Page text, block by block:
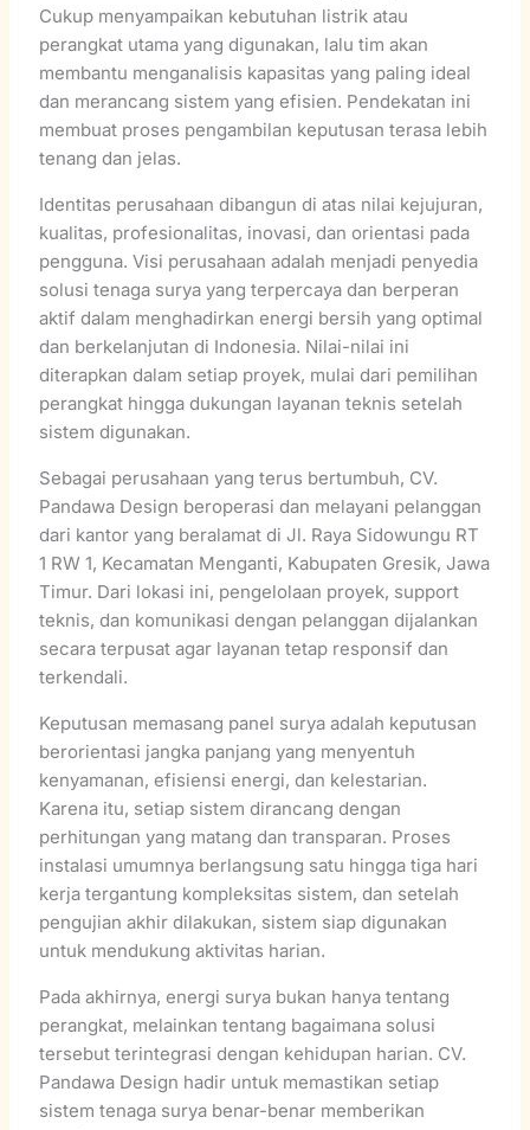
Cukup menyampaikan kebutuhan listrik atau
perangkat utama yang digunakan, lalu tim akan
membantu menganalisis kapasitas yang paling ideal
dan merancang sistem yang efisien. Pendekatan ini
membuat proses pengambilan keputusan terasa lebih
tenang dan jelas.
Identitas perusahaan dibangun di atas nilai kejujuran,
kualitas, profesionalitas, inovasi, dan orientasi pada
pengguna. Visi perusahaan adalah menjadi penyedia
solusi tenaga surya yang terpercaya dan berperan
aktif dalam menghadirkan energi bersih yang optimal
dan berkelanjutan di Indonesia. Nilai-nilai ini
diterapkan dalam setiap proyek, mulai dari pemilihan
perangkat hingga dukungan layanan teknis setelah
sistem digunakan.
Sebagai perusahaan yang terus bertumbuh, CV.
Pandawa Design beroperasi dan melayani pelanggan
dari kantor yang beralamat di Jl. Raya Sidowungu RT
1 RW 1, Kecamatan Menganti, Kabupaten Gresik, Jawa
Timur. Dari lokasi ini, pengelolaan proyek, support
teknis, dan komunikasi dengan pelanggan dijalankan
secara terpusat agar layanan tetap responsif dan
terkendali.
Keputusan memasang panel surya adalah keputusan
berorientasi jangka panjang yang menyentuh
kenyamanan, efisiensi energi, dan kelestarian.
Karena itu, setiap sistem dirancang dengan
perhitungan yang matang dan transparan. Proses
instalasi umumnya berlangsung satu hingga tiga hari
kerja tergantung kompleksitas sistem, dan setelah
pengujian akhir dilakukan, sistem siap digunakan
untuk mendukung aktivitas harian.
Pada akhirnya, energi surya bukan hanya tentang
perangkat, melainkan tentang bagaimana solusi
tersebut terintegrasi dengan kehidupan harian. CV.
Pandawa Design hadir untuk memastikan setiap
sistem tenaga surya benar-benar memberikan